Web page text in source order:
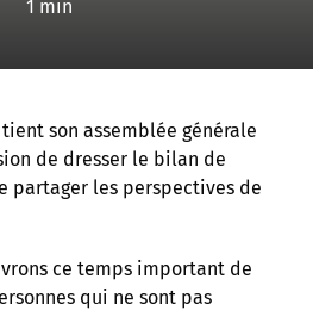
1 min
son assemblée générale
de dresser le bilan de
partager les perspectives de
ce temps important de
qui ne sont pas